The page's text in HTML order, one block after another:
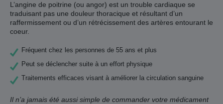
L’angine de poitrine (ou angor) est un trouble cardiaque se
traduisant pas une douleur thoracique et résultant d’un
raffermissement ou d’un rétrécissement des artères entourant le
coeur.
Fréquent chez les personnes de 55 ans et plus
Peut se déclencher suite à un effort physique
Traitements efficaces visant à améliorer la circulation sanguine
Il n’a jamais été aussi simple de commander votre médicament